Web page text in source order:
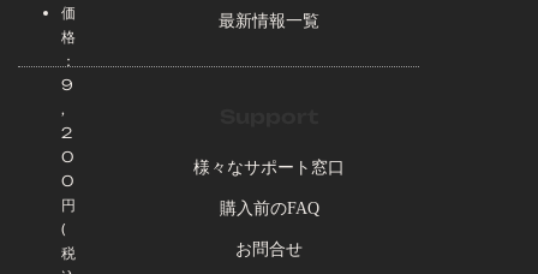
価
格
：
9
,
2
0
0
円
(
税
最新情報一覧
様々なサポート窓口
購入前のFAQ
お問合せ